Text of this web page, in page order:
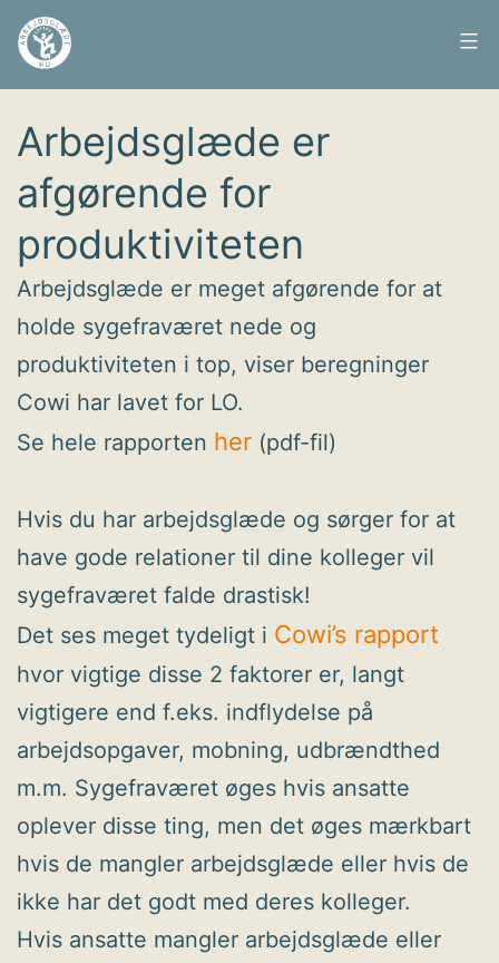
Fortsæt
Arbejdsglæde
Udgivet
Arbejdsglæde er
afgørende for
produktiviteten
Arbejdsglæde er meget afgørende for at
holde sygefraværet nede og
produktiviteten i top, viser beregninger
Cowi har lavet for LO.
Se hele rapporten her (pdf-fil)
Hvis du har arbejdsglæde og sørger for at
have gode relationer til dine kolleger vil
sygefraværet falde drastisk!
Det ses meget tydeligt i Cowi’s rapport
hvor vigtige disse 2 faktorer er, langt
vigtigere end f.eks. indflydelse på
arbejdsopgaver, mobning, udbrændthed
m.m. Sygefraværet øges hvis ansatte
oplever disse ting, men det øges mærkbart
hvis de mangler arbejdsglæde eller hvis de
ikke har det godt med deres kolleger.
Hvis ansatte mangler arbejdsglæde eller